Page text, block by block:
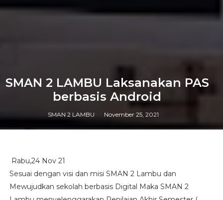
SMAN 2 LAMBU Laksanakan PAS
berbasis Android
SMAN 2 LAMBU November 25, 2021
Rabu,24 Nov 21
Sesuai dengan visi dan misi SMAN 2 Lambu dan
Mewujudkan sekolah berbasis Digital Maka SMAN 2